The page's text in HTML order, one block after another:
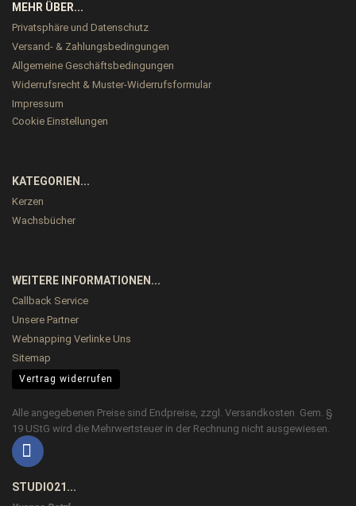
MEHR ÜBER...
Privatsphäre und Datenschutz
Versand- & Zahlungsbedingungen
Allgemeine Geschäftsbedingungen
Widerrufsrecht & Muster-Widerrufsformular
Impressum
Cookie Einstellungen
KATEGORIEN...
Kerzen
Wachsbücher
WEITERE INFORMATIONEN...
Callback Service
Unsere Partner
Webnapping Verlinke Uns
Sitemap
Vertrag widerrufen
Alle angegebenen Preise sind Endpreise, zzgl. Versandkosten Gem. §
19 UStG wird die Mehrwertsteuer in der Rechnung nicht ausgewiesen.
STUDIO21...